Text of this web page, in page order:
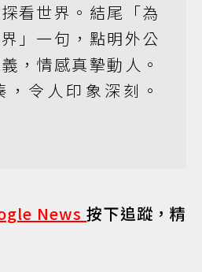
看世界。結尾「為
」一句，點明外公
，情感真摯動人。
令人印象深刻。
News按下追蹤，精